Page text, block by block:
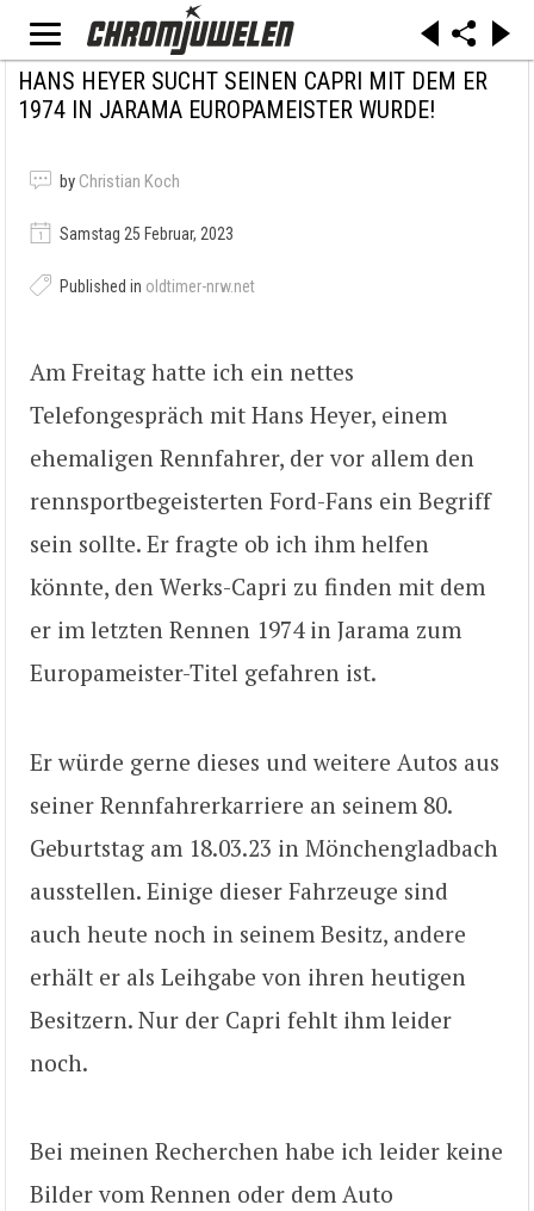
HANS HEYER SUCHT SEINEN CAPRI MIT DEM ER
1974 IN JARAMA EUROPAMEISTER WURDE!
by Christian Koch
Samstag 25 Februar, 2023
Published in oldtimer-nrw.net
Am Freitag hatte ich ein nettes
Telefongespräch mit Hans Heyer, einem
ehemaligen Rennfahrer, der vor allem den
rennsportbegeisterten Ford-Fans ein Begriff
sein sollte. Er fragte ob ich ihm helfen
könnte, den Werks-Capri zu finden mit dem
er im letzten Rennen 1974 in Jarama zum
Europameister-Titel gefahren ist.
Er würde gerne dieses und weitere Autos aus
seiner Rennfahrerkarriere an seinem 80.
Geburtstag am 18.03.23 in Mönchengladbach
ausstellen. Einige dieser Fahrzeuge sind
auch heute noch in seinem Besitz, andere
erhält er als Leihgabe von ihren heutigen
Besitzern. Nur der Capri fehlt ihm leider
noch.
Bei meinen Recherchen habe ich leider keine
Bilder vom Rennen oder dem Auto